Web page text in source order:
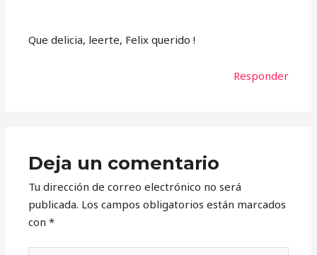
Que delicia, leerte, Felix querido !
Responder
Deja un comentario
Tu dirección de correo electrónico no será
publicada. Los campos obligatorios están marcados
con*